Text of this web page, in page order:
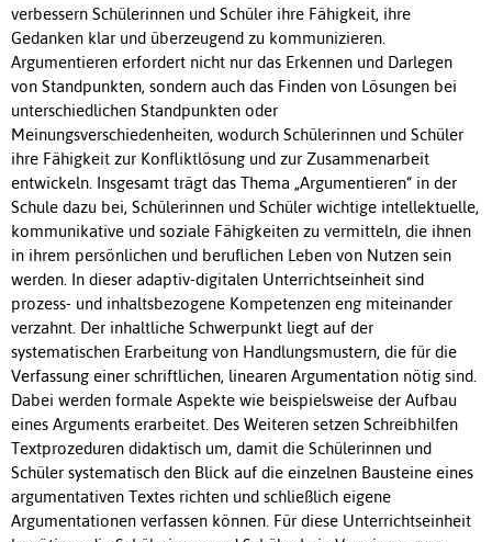
verbessern Schülerinnen und Schüler ihre Fähigkeit, ihre
Gedanken klar und überzeugend zu kommunizieren.
Argumentieren erfordert nicht nur das Erkennen und Darlegen
von Standpunkten, sondern auch das Finden von Lösungen bei
unterschiedlichen Standpunkten oder
Meinungsverschiedenheiten, wodurch Schülerinnen und Schüler
ihre Fähigkeit zur Konfliktlösung und zur Zusammenarbeit
entwickeln. Insgesamt trägt das Thema „Argumentieren“ in der
Schule dazu bei, Schülerinnen und Schüler wichtige intellektuelle,
kommunikative und soziale Fähigkeiten zu vermitteln, die ihnen
in ihrem persönlichen und beruflichen Leben von Nutzen sein
werden. In dieser adaptiv-digitalen Unterrichtseinheit sind
prozess- und inhaltsbezogene Kompetenzen eng miteinander
verzahnt. Der inhaltliche Schwerpunkt liegt auf der
systematischen Erarbeitung von Handlungsmustern, die für die
Verfassung einer schriftlichen, linearen Argumentation nötig sind.
Dabei werden formale Aspekte wie beispielsweise der Aufbau
eines Arguments erarbeitet. Des Weiteren setzen Schreibhilfen
Textprozeduren didaktisch um, damit die Schülerinnen und
Schüler systematisch den Blick auf die einzelnen Bausteine eines
argumentativen Textes richten und schließlich eigene
Argumentationen verfassen können. Für diese Unterrichtseinheit